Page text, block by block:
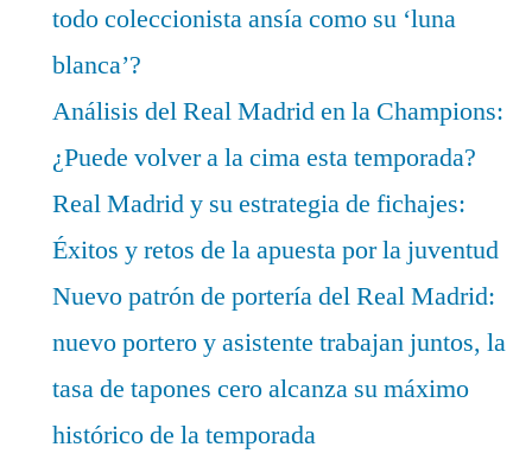
todo coleccionista ansía como su ‘luna
blanca’?
Análisis del Real Madrid en la Champions:
¿Puede volver a la cima esta temporada?
Real Madrid y su estrategia de fichajes:
Éxitos y retos de la apuesta por la juventud
Nuevo patrón de portería del Real Madrid:
nuevo portero y asistente trabajan juntos, la
tasa de tapones cero alcanza su máximo
histórico de la temporada